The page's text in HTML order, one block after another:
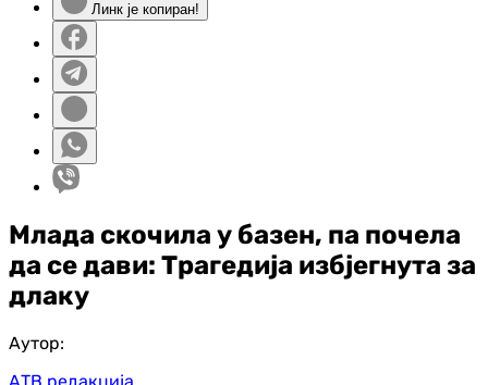
Линк је копиран!
Млада скочила у базен, па почела
да се дави: Трагедија избјегнута за
длаку
Аутор: